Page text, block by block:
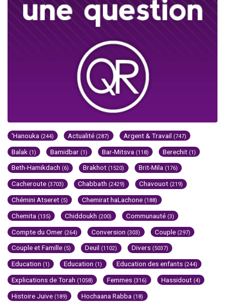
'Hanouka (244) Actualité (287) Argent & Travail (747)
Balak (1) Bamidbar (1) Bar-Mitsva (118) Berechit (1)
Beth-Hamikdach (6) Brakhot (1520) Brit-Mila (176)
Cacheroute (3703) Chabbath (2429) Chavouot (219)
Chémini Atseret (5) Chemirat haLachone (188)
Chemita (135) Chiddoukh (200) Communauté (3)
Compte du Omer (264) Conversion (303) Couple (297)
Couple et Famille (5) Deuil (1102) Divers (5037)
Education (1) Education (1) Education des enfants (244)
Explications de Torah (1058) Femmes (316) Hassidout (4)
Histoire Juive (189) Hochaana Rabba (18)